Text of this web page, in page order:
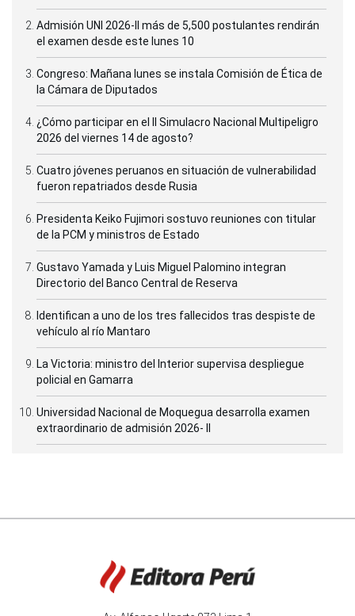
Admisión UNI 2026-II más de 5,500 postulantes rendirán
el examen desde este lunes 10
Congreso: Mañana lunes se instala Comisión de Ética de
la Cámara de Diputados
¿Cómo participar en el II Simulacro Nacional Multipeligro
2026 del viernes 14 de agosto?
Cuatro jóvenes peruanos en situación de vulnerabilidad
fueron repatriados desde Rusia
Presidenta Keiko Fujimori sostuvo reuniones con titular
de la PCM y ministros de Estado
Gustavo Yamada y Luis Miguel Palomino integran
Directorio del Banco Central de Reserva
Identifican a uno de los tres fallecidos tras despiste de
vehículo al río Mantaro
La Victoria: ministro del Interior supervisa despliegue
policial en Gamarra
Universidad Nacional de Moquegua desarrolla examen
extraordinario de admisión 2026- II